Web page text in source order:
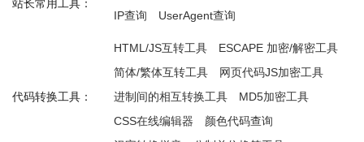
站长常用工具：
IP查询
UserAgent查询
代码转换工具：
HTML/JS互转工具
ESCAPE 加密/解密工具
简体/繁体互转工具
网页代码JS加密工具
进制间的相互转换工具
MD5加密工具
CSS在线编辑器
颜色代码查询